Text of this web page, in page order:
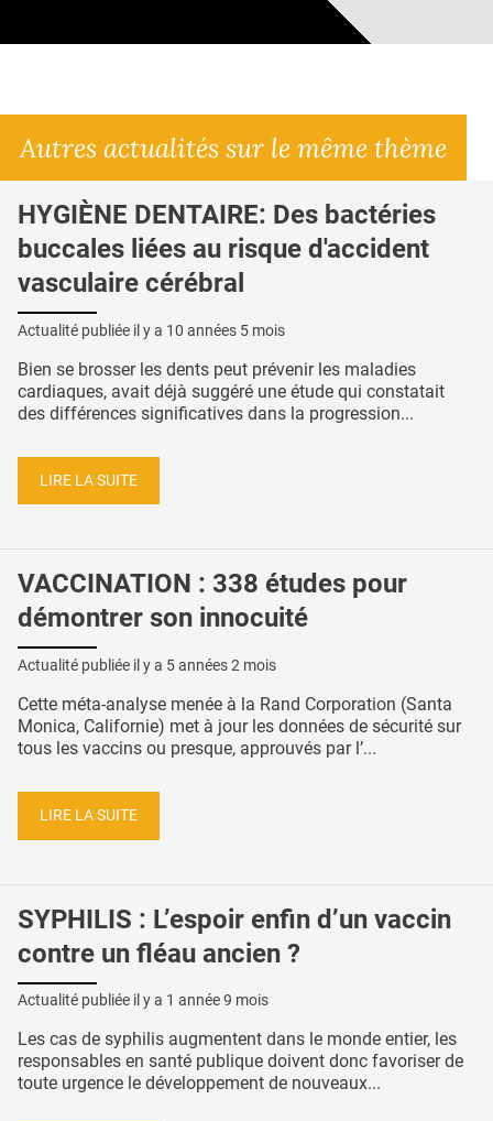
Autres actualités sur le même thème
HYGIÈNE DENTAIRE: Des bactéries
buccales liées au risque d'accident
vasculaire cérébral
Actualité publiée il y a 10 années 5 mois
Bien se brosser les dents peut prévenir les maladies
cardiaques, avait déjà suggéré une étude qui constatait
des différences significatives dans la progression...
LIRE LA SUITE
VACCINATION : 338 études pour
démontrer son innocuité
Actualité publiée il y a 5 années 2 mois
Cette méta-analyse menée à la Rand Corporation (Santa
Monica, Californie) met à jour les données de sécurité sur
tous les vaccins ou presque, approuvés par l’...
LIRE LA SUITE
SYPHILIS : L’espoir enfin d’un vaccin
contre un fléau ancien ?
Actualité publiée il y a 1 année 9 mois
Les cas de syphilis augmentent dans le monde entier, les
responsables en santé publique doivent donc favoriser de
toute urgence le développement de nouveaux...